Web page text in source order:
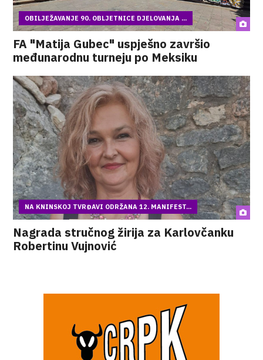
OBILJEŽAVANJE 90. OBLJETNICE DJELOVANJA ...
FA "Matija Gubec" uspješno završio
međunarodnu turneju po Meksiku
NA KNINSKOJ TVRĐAVI ODRŽANA 12. MANIFEST...
Nagrada stručnog žirija za Karlovčanku
Robertinu Vujnović